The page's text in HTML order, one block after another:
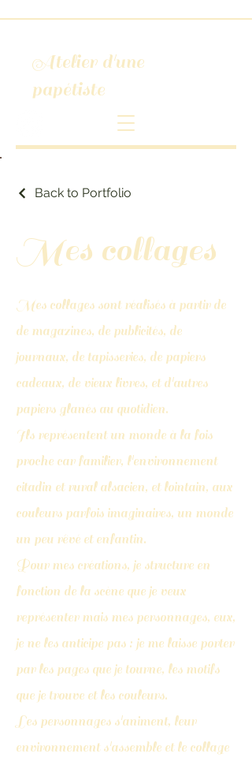
Atelier d'une
papétiste
Back to Portfolio
Mes collages
Mes collages sont réalisés à partir de
de magazines, de publicités, de
journaux, de tapisseries, de papiers
cadeaux, de vieux livres, et d'autres
papiers glanés au quotidien.
Ils représentent un monde à la fois
proche car familier, l'environnement
citadin et rural alsacien, et lointain, aux
couleurs parfois imaginaires, un monde
un peu rêvé et enfantin.
Pour mes créations, je structure en
fonction de la scène que je veux
représenter mais mes personnages, eux,
je ne les anticipe pas : je me laisse porter
par les pages que je tourne, les motifs
que je trouve et les couleurs.
Les personnages s'animent, leur
environnement s'assemble et le collage